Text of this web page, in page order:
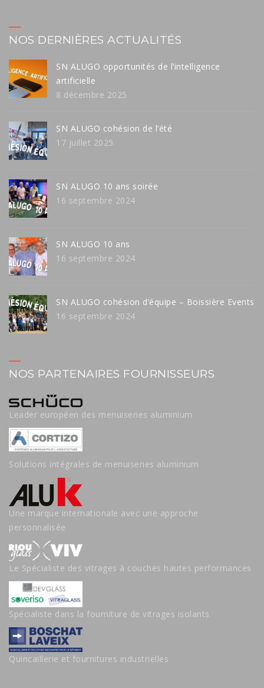
NOS DERNIÈRES ACTUALITÉS
SN ALUGO opportunités de l’intelligence
artificielle
8 décembre 2025
SN ALUGO cohésion de l’été
17 juillet 2025
SN ALUGO 10 ans soirée
16 septembre 2024
SN ALUGO 10 ans
16 septembre 2024
SN ALUGO cohésion d’équipe – Boissière Events
16 septembre 2024
NOS PARTENAIRES FOURNISSEURS
Leader européen des menuiseries aluminium
Solutions intégrales de menuiseries aluminium
Une marque internationale avec une approche
personnalisée
Le Spécialiste des vitrages à couches hautes performances
Spécialiste dans la fourniture de vitrages isolants
Quincaillerie et fournitures industrielles